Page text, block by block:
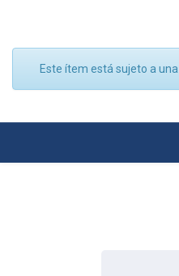
Este ítem está sujeto a una